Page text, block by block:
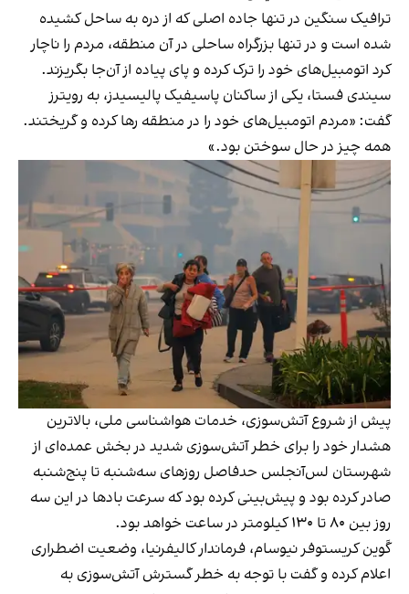
ترافیک سنگین در تنها جاده اصلی که از دره به ساحل کشیده
شده است و در تنها بزرگراه ساحلی در آن منطقه، مردم را ناچار
کرد اتومبیل‌های خود را ترک کرده و پای پیاده از آن‌جا بگریزند.
سیندی فستا، یکی از ساکنان پاسیفیک پالیسیدز، به رویترز
گفت: «مردم اتومبیل‌های خود را در منطقه رها کرده و گریختند.
همه چیز در حال سوختن بود.»
پیش از شروع آتش‌سوزی، خدمات هواشناسی ملی، بالاترین
هشدار خود را برای خطر آتش‌سوزی شدید در بخش عمده‌ای از
شهرستان لس‌آنجلس حدفاصل روزهای سه‌شنبه تا پنج‌شنبه
صادر کرده بود و پیش‌بینی کرده بود که سرعت بادها در این سه
روز بین ۸۰ تا ۱۳۰ کیلومتر در ساعت خواهد بود.
گَوین کریستوفر نیوسام، فرماندار کالیفرنیا، وضعیت اضطراری
اعلام کرده و گفت با توجه به خطر گسترش آتش‌سوزی به